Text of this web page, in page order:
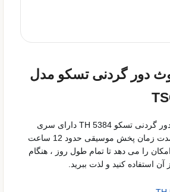
دور گردنی تسکو مدل
هندزفری بلوتوث دور گردنی تسکو TH 5384 دارای سری
هدفون‌های سبک با مدت زمان پخش موسیقی حدود 12 ساعت
را می دهد تا تمام طول روز ، هنگام
استفاده کنید و لذت ببرید.